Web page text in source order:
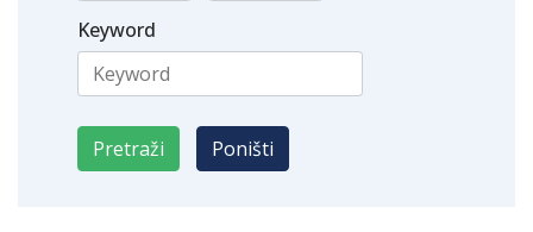
Keyword